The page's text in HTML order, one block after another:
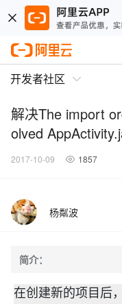
开发者社区
解决The import
olved
2017-10-09 1857
杨粼波
简介：
在创建新的项目后